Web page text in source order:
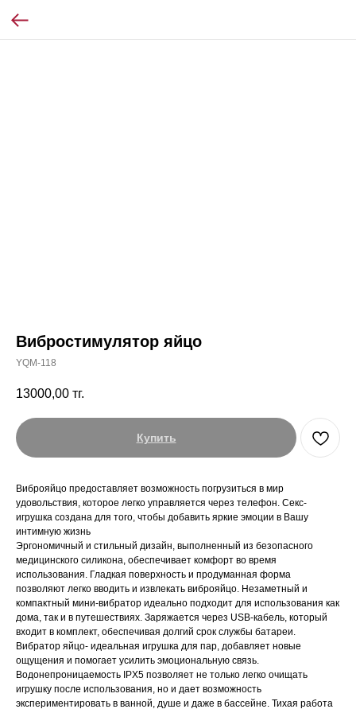
Вибростимулятор яйцо
YQM-118
13000,00 тг.
Купить
Виброяйцо предоставляет возможность погрузиться в мир
удовольствия, которое легко управляется через телефон. Секс-
игрушка создана для того, чтобы добавить яркие эмоции в Вашу
интимную жизнь
Эргономичный и стильный дизайн, выполненный из безопасного
медицинского силикона, обеспечивает комфорт во время
использования. Гладкая поверхность и продуманная форма
позволяют легко вводить и извлекать виброяйцо. Незаметный и
компактный мини-вибратор идеально подходит для использования как
дома, так и в путешествиях. Заряжается через USB-кабель, который
входит в комплект, обеспечивая долгий срок службы батареи.
Вибратор яйцо- идеальная игрушка для пар, добавляет новые
ощущения и помогает усилить эмоциональную связь.
Водонепроницаемость IPX5 позволяет не только легко очищать
игрушку после использования, но и дает возможность
экспериментировать в ванной, душе и даже в бассейне. Тихая работа